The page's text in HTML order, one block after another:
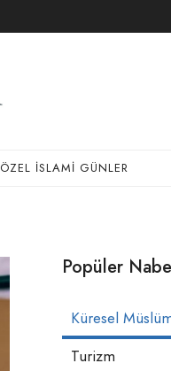
ÖZEL İSLAMI GÜNLER
Popüler
Küresel
Turizm